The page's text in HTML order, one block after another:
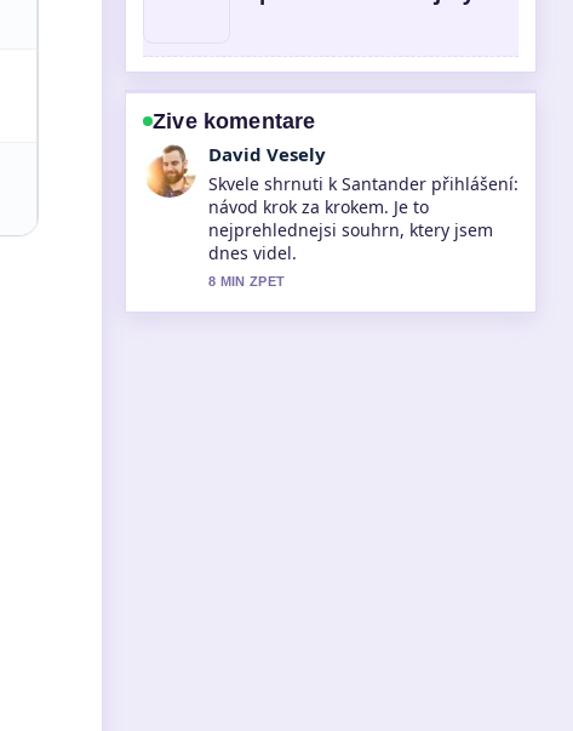
Zive komentare
David Vesely
Skvele shrnuti k Santander přihlášení:
návod krok za krokem. Je to
nejprehlednejsi souhrn, ktery jsem
dnes videl.
8 MIN ZPET